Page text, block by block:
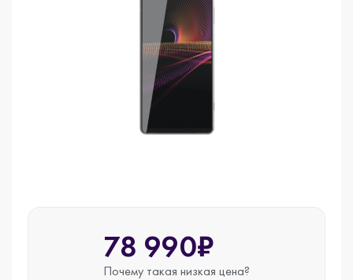
78 990₽
Почему такая низкая цена?